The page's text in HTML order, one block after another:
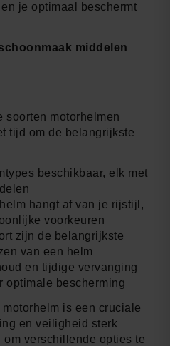
je optimaal beschermt
middelen
soorten motorhelmen
tijd om de belangrijkste
beschikbaar, elk met
hangt af van je rijstijl,
voorkeuren
zijn de belangrijkste
van een helm
en tijdige vervanging
optimale bescherming
is een cruciale
en veiligheid sterk
verschillende opties te